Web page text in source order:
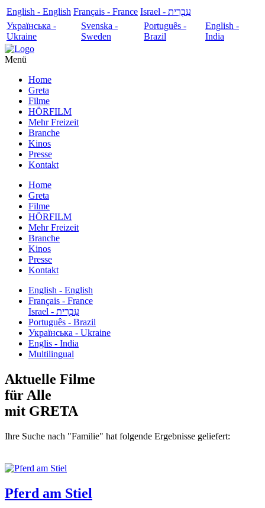
English - English Français - France
עִבְרִית - Israel
Українська -
Ukraine
Svenska -
Sweden
Português -
Brazil
English -
India
Menü
Home
Greta
Filme
HÖRFILM
Mehr Freizeit
Branche
Kinos
Presse
Kontakt
Home
Greta
Filme
HÖRFILM
Mehr Freizeit
Branche
Kinos
Presse
Kontakt
English - English
Français - France
עִבְרִית - Israel
Português - Brazil
Українська - Ukraine
Englis - India
Multilingual
Aktuelle Filme
für Alle
mit GRETA
Ihre Suche nach "Familie" hat folgende Ergebnisse geliefert:
Pferd am Stiel